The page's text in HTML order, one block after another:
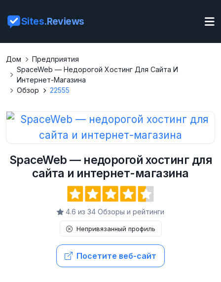
Sites.Reviews
Дом
Предприятия
SpaceWeb — Недорогой Хостинг Для Сайта И
Интернет-Магазина
Обзор
22555
SpaceWeb — недорогой хостинг для
сайта и интернет-магазина
4.6 из 34 Обзоры и рейтинги
Непривязанный профиль
Посетите веб-сайт